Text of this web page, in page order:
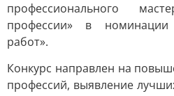
профессионального
профессии» в
работ».
Конкурс направлен на
профессий, выявление